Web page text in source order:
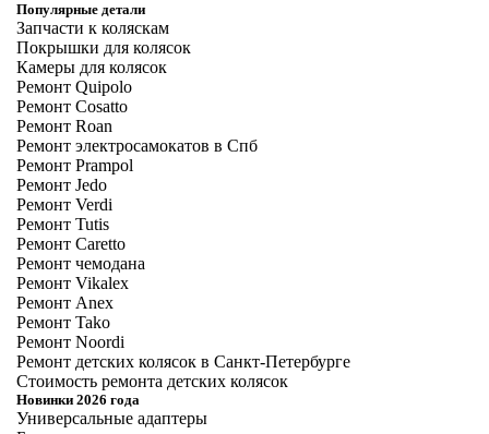
Популярные детали
Запчасти к коляскам
Покрышки для колясок
Камеры для колясок
Ремонт Quipolo
Ремонт Cosatto
Ремонт Roan
Ремонт электросамокатов в Спб
Ремонт Prampol
Ремонт Jedo
Ремонт Verdi
Ремонт Tutis
Ремонт Caretto
Ремонт чемодана
Ремонт Vikalex
Ремонт Anex
Ремонт Tako
Ремонт Noordi
Ремонт детских колясок в Санкт-Петербурге
Стоимость ремонта детских колясок
Новинки 2026 года
Универсальные адаптеры